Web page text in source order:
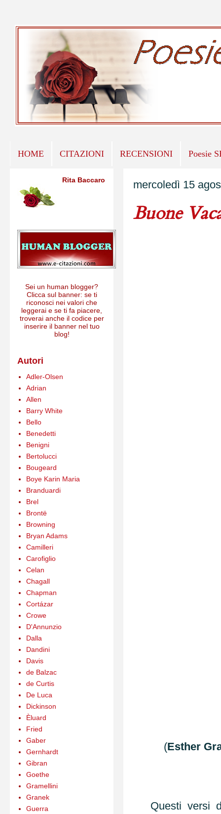
HOME CITAZIONI RECENSIONI Poesie
mercoledì 15
Buone
(Esther
Questi versi
Rita Baccaro
Sei un human blogger?
Clicca sul banner: se ti
riconosci nei valori che
leggerai e se ti fa piacere,
troverai anche il codice per
inserire il banner nel tuo
blog!
Autori
Adler-Olsen
Adrian
Allen
Barry White
Bello
Benedetti
Benigni
Bertolucci
Bougeard
Boye Karin Maria
Branduardi
Brel
Brontë
Browning
Bryan Adams
Camilleri
Carofiglio
Celan
Chagall
Chapman
Cortázar
Crowe
D'Annunzio
Dalla
Dandini
Davis
de Balzac
de Curtis
De Luca
Dickinson
Èluard
Fried
Gaber
Gernhardt
Gibran
Goethe
Gramellini
Granek
Guerra